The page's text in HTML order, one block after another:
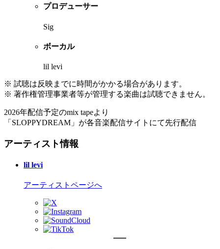
プロデューサー
Sig
ボーカル
lil levi
※ 試聴は反映までに時間がかかる場合があります。
※ 著作権管理事業者等が管理する楽曲は試聴できません。
2026年配信予定のmix tapeより
「SLOPPYDREAM」が各音楽配信サイトにて先行配信
アーティスト情報
lil levi
アーティストページへ